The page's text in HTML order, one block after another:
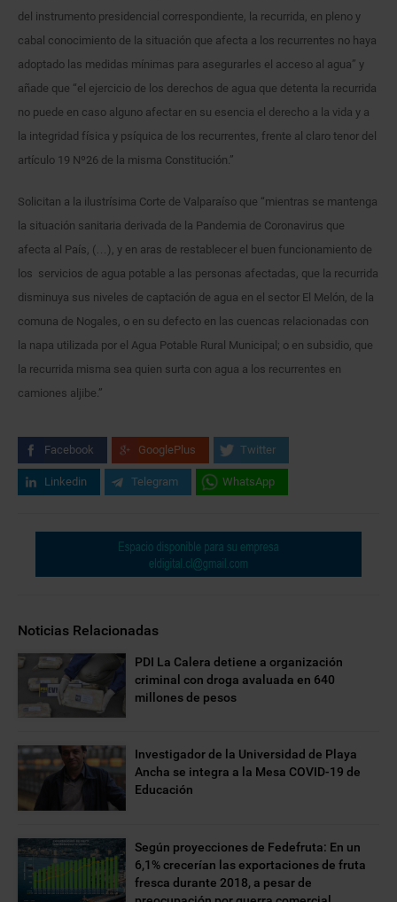
del instrumento presidencial correspondiente, la recurrida, en pleno y
cabal conocimiento de la situación que afecta a los recurrentes no haya
adoptado las medidas mínimas para asegurarles el acceso al agua” y
añade que “el ejercicio de los derechos de agua que detenta la recurrida
no puede en caso alguno afectar en su esencia el derecho a la vida y a
la integridad física y psíquica de los recurrentes, frente al claro tenor del
artículo 19 Nº26 de la misma Constitución.”
Solicitan a la ilustrísima Corte de Valparaíso que “mientras se mantenga
la situación sanitaria derivada de la Pandemia de Coronavirus que
afecta al País, (…), y en aras de restablecer el buen funcionamiento de
los servicios de agua potable a las personas afectadas, que la recurrida
disminuya sus niveles de captación de agua en el sector El Melón, de la
comuna de Nogales, o en su defecto en las cuencas relacionadas con
la napa utilizada por el Agua Potable Rural Municipal; o en subsidio, que
la recurrida misma sea quien surta con agua a los recurrentes en
camiones aljibe.”
Facebook GooglePlus Twitter
Linkedin Telegram WhatsApp
Noticias Relacionadas
PDI La Calera detiene a organización
criminal con droga avaluada en 640
millones de pesos
Investigador de la Universidad de Playa
Ancha se integra a la Mesa COVID-19 de
Educación
Según proyecciones de Fedefruta: En un
6,1% crecerían las exportaciones de fruta
fresca durante 2018, a pesar de